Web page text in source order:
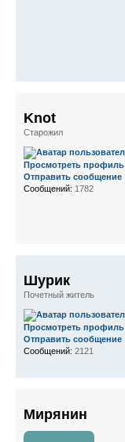
Knot
Старожил
Просмотреть профиль
Отправить сообщение
Сообщений: 1782
Шурик
Почетный житель
Просмотреть профиль
Отправить сообщение
Сообщений: 2121
Мирянин